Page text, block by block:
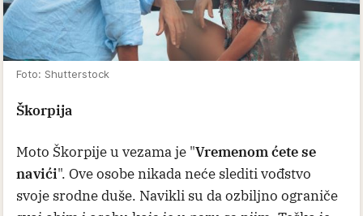
Foto: Shutterstock
Škorpija
Moto Škorpije u vezama je "Vremenom ćete se
navići". Ove osobe nikada neće slediti vođstvo
svoje srodne duše. Navikli su da ozbiljno ograniče